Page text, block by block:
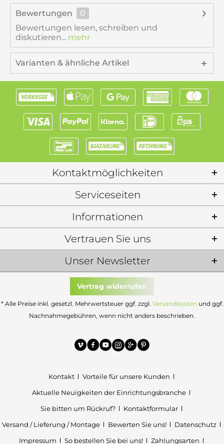
Bewertungen
0
Bewertungen lesen, schreiben und
diskutieren... mehr
Varianten & ähnliche Artikel
Kontaktmöglichkeiten
Serviceseiten
Informationen
Unser Newsletter
Vertrauen Sie uns
Vertrag widerrufen
* Alle Preise inkl. gesetzl. Mehrwertsteuer ggf. zzgl. Versandkosten und ggf.
Nachnahmegebühren, wenn nicht anders beschrieben.
Kontakt
Vorteile für unsere Kunden
Aktuelle Neuigkeiten der Einrichtungsbranche
Sie bitten um Rückruf?
Kontaktformular
Versand / Lieferung / Montage
Bewerten Sie uns!
Datenschutz
Impressum
So bestellen Sie bei uns! Zahlungsarten